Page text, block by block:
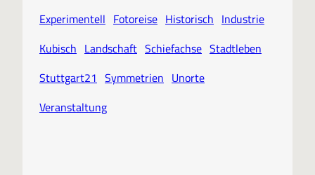
Experimentell Fotoreise Historisch Industrie
Kubisch Landschaft Schiefachse Stadtleben
Stuttgart21 Symmetrien Unorte
Veranstaltung